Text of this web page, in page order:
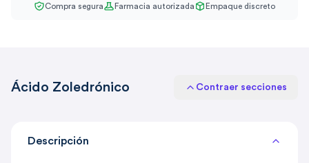
Compra segura Farmacia autorizada Empaque discreto
Ácido Zoledrónico Contraer secciones
Descripción